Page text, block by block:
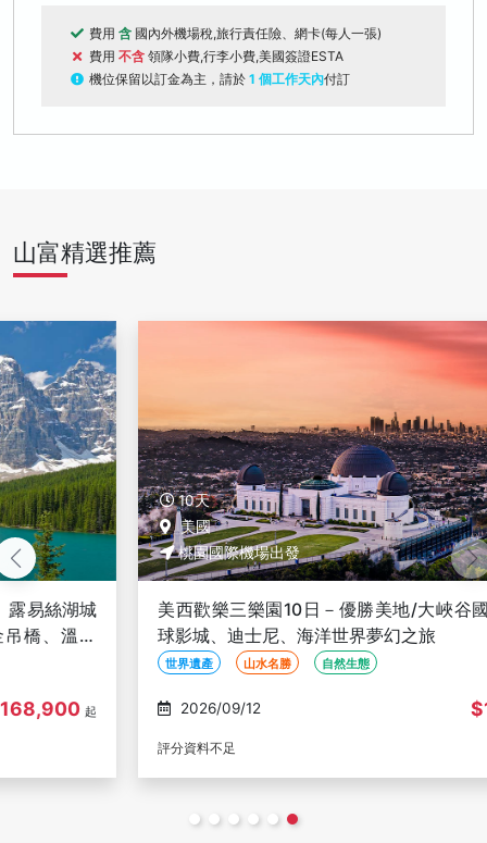
費用 含 國內外機場稅,旅行責任險、網卡(每人一張)
費用 不含 領隊小費,行李小費,美國簽證ESTA
機位保留以訂金為主，請於 1 個工作天內付訂
山富精選推薦
10天
美國
桃園國際機場出發
美西歡樂三樂園10日－優勝美地/大峽谷國家公園、環
球影城、迪士尼、海洋世界夢幻之旅
山水名勝 自然生態
2026/09/12